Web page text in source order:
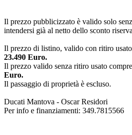
Il prezzo pubblicizzato è valido solo
intendersi già al netto dello sconto
Il prezzo di listino, valido con ritiro
23.490 Euro.
Il prezzo valido senza ritiro usato
Euro.
Il passaggio di proprietà è escluso.
Ducati Mantova - Oscar Residori
Per info e finanziamenti: 349.7815566